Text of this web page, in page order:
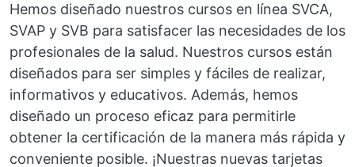
Hemos diseñado nuestros cursos en línea SVCA,
SVAP y SVB para satisfacer las necesidades de los
profesionales de la salud. Nuestros cursos están
diseñados para ser simples y fáciles de realizar,
informativos y educativos. Además, hemos
diseñado un proceso eficaz para permitirle
obtener la certificación de la manera más rápida y
conveniente posible. ¡Nuestras nuevas tarjetas